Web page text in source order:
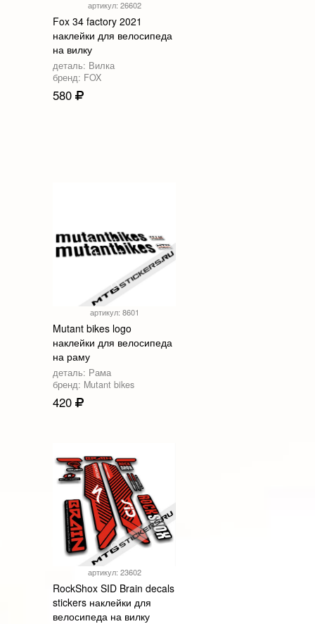
артикул: 26602
Fox 34 factory 2021
наклейки для велосипеда
на вилку
деталь: Вилка
бренд: FOX
580
артикул: 8601
Mutant bikes logo
наклейки для велосипеда
на раму
деталь: Рама
бренд: Mutant bikes
420
артикул: 23602
RockShox SID Brain decals
stickers наклейки для
велосипеда на вилку